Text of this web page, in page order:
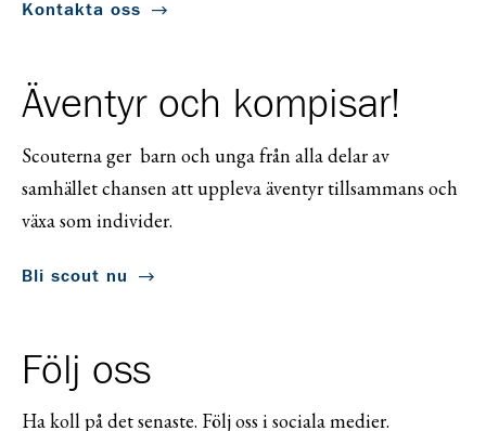
Kontakta oss
Äventyr och kompisar!
Scouterna ger barn och unga från alla delar av
samhället chansen att uppleva äventyr tillsammans och
växa som individer.
Bli scout nu
Följ oss
Ha koll på det senaste. Följ oss i sociala medier.